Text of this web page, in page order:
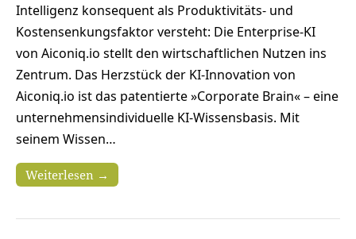
Intelligenz konsequent als Produktivitäts- und
Kostensenkungsfaktor versteht: Die Enterprise-KI
von Aiconiq.io stellt den wirtschaftlichen Nutzen ins
Zentrum. Das Herzstück der KI-Innovation von
Aiconiq.io ist das patentierte »Corporate Brain« – eine
unternehmensindividuelle KI-Wissensbasis. Mit
seinem Wissen…
Weiterlesen →